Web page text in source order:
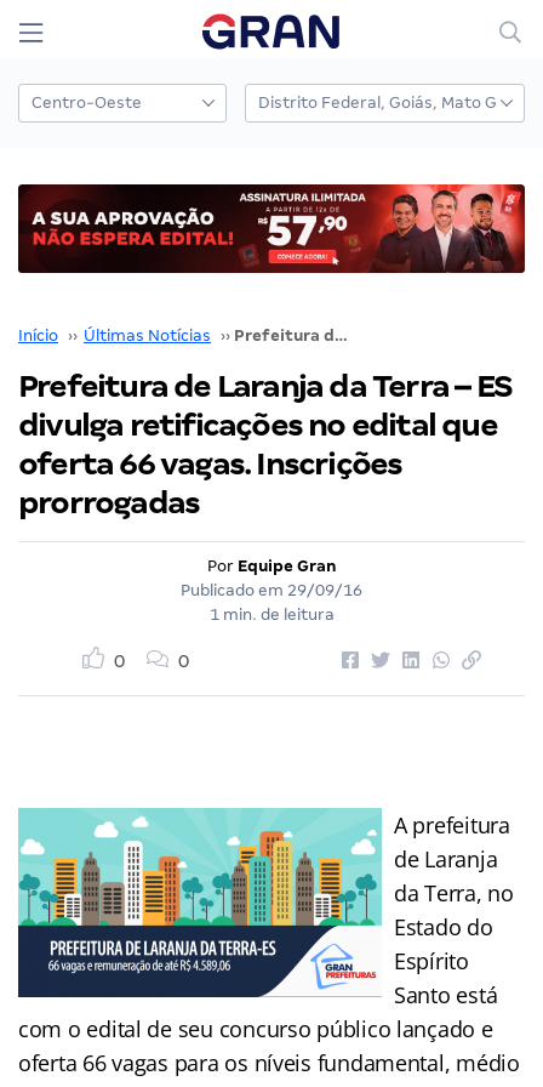
Início ›› Últimas Notícias ›› Prefeitura de Laranja da Terra – ES divulga retificações no edital que oferta 66 vagas. Inscrições prorrogadas
Prefeitura de Laranja da Terra – ES
divulga retificações no edital que
oferta 66 vagas. Inscrições
prorrogadas
Por Equipe Gran
Publicado em 29/09/16
1 min. de leitura
0 0
A prefeitura
de Laranja
da Terra, no
Estado do
Espírito
Santo está
com o edital de seu concurso público lançado e
oferta 66 vagas para os níveis fundamental, médio